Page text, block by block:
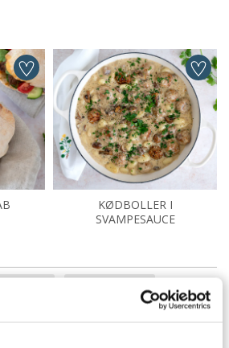
KØDBOLLER I
SVAMPESAUCE